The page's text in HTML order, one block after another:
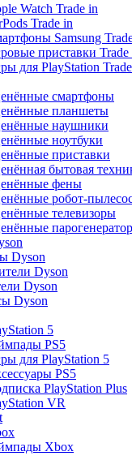
Watch Trade in
Trade in
Samsung
приставки Trade
для PlayStation
смартфоны
планшеты
наушники
ноутбуки
приставки
бытовая
фены
робот-
телевизоры
Dyson
Dyson
Dyson
Dyson
5
PS5
для PlayStation 5
PS5
PlayStation Plus
VR
Xbox